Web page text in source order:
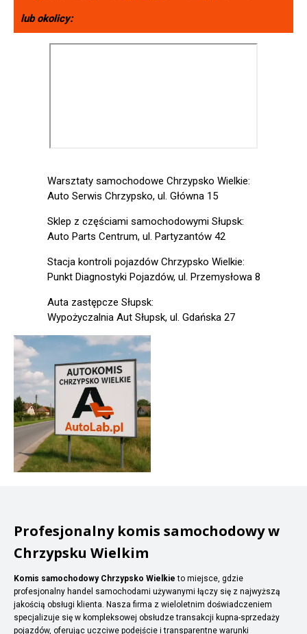
lub okolicy:
Warsztaty samochodowe Chrzypsko Wielkie:
Auto Serwis Chrzypsko, ul. Główna 15
Sklep z częściami samochodowymi Słupsk:
Auto Parts Centrum, ul. Partyzantów 42
Stacja kontroli pojazdów Chrzypsko Wielkie:
Punkt Diagnostyki Pojazdów, ul. Przemysłowa 8
Auta zastępcze Słupsk:
Wypożyczalnia Aut Słupsk, ul. Gdańska 27
Profesjonalny komis samochodowy w
Chrzypsku Wielkim
Komis samochodowy Chrzypsko Wielkie to miejsce, gdzie
profesjonalny handel samochodami używanymi łączy się z najwyższą
jakością obsługi klienta. Nasza firma z wieloletnim doświadczeniem
specjalizuje się w kompleksowej obsłudze transakcji kupna-sprzedaży
pojazdów, oferując uczciwe podejście i transparentne warunki